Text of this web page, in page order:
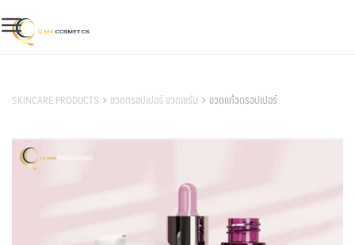
to
content
SKINCARE PRODUCTS ขวดดรอปเปอร์ ขวดเซรั่ม ขวดแก้วดรอปเปอร์